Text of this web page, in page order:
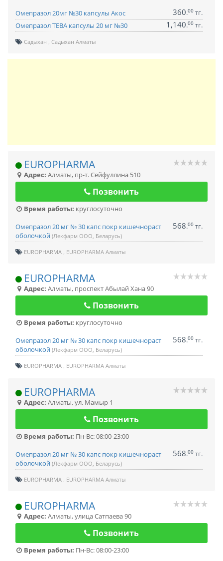
Омепразол 20мг №30 капсулы Акос
360.00 тг.
Омепразол ТЕВА капсулы 20 мг №30
1,140.00 тг.
Садыхан Садыхан Алматы
EUROPHARMA
Адрес: Алматы, пр-т. Сейфуллина 510
Позвонить
Время работы: круглосуточно
Омепразол 20 мг № 30 капс покр кишечнораст
оболочкой (Лекфарм ООО, Беларусь)
568.00 тг.
EUROPHARMA EUROPHARMA Алматы
EUROPHARMA
Адрес: Алматы, проспект Абылай Хана 90
Позвонить
Время работы: круглосуточно
Омепразол 20 мг № 30 капс покр кишечнораст
оболочкой (Лекфарм ООО, Беларусь)
568.00 тг.
EUROPHARMA EUROPHARMA Алматы
EUROPHARMA
Адрес: Алматы,ул. Мамыр 1
Позвонить
Время работы: Пн-Вс: 08:00-23:00
Омепразол 20 мг № 30 капс покр кишечнораст
оболочкой (Лекфарм ООО, Беларусь)
568.00 тг.
EUROPHARMA EUROPHARMA Алматы
EUROPHARMA
Адрес: Алматы,улица Сатпаева 90
Позвонить
Время работы: Пн-Вс: 08:00-23:00